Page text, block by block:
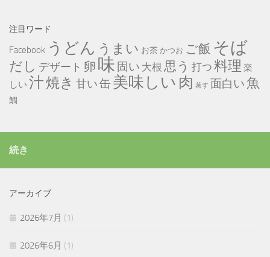
注目ワード
Facebook うどん うまい お茶 かつお ご飯 そば
だし デザート 卵 味 固い 大根 思う 打つ 料理 楽
しい 汁焼き 甘い缶美味しい 肉 蒸す 面白い 魚
鯛
続き
アーカイブ
2026年7月 (1)
2026年6月 (1)